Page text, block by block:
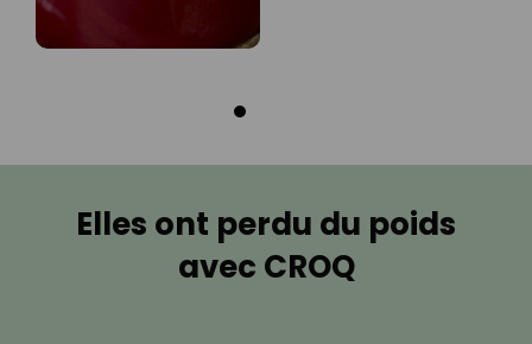
Elles ont perdu du poids
avec CROQ